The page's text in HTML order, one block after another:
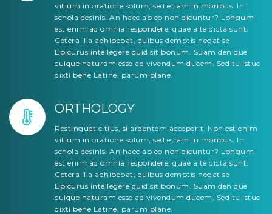
vitium in oratione solum, sed etiam in moribus. In
schola desinis. An haec ab eo non dicuntur? Longum
est enim ad omnia respondere, quae a te dicta sunt.
Cetera illa adhibebat, quibus demptis negat se
Epicurus intellegere quid sit bonum. Suam denique
cuique naturam esse ad vivendum ducem. Sed tu istuc
dixti bene Latine, parum plane.
ORTHOLOGY
Restinguet citius, si ardentem acceperit. Non est enim
vitium in oratione solum, sed etiam in moribus. In
schola desinis. An haec ab eo non dicuntur? Longum
est enim ad omnia respondere, quae a te dicta sunt.
Cetera illa adhibebat, quibus demptis negat se
Epicurus intellegere quid sit bonum. Suam denique
cuique naturam esse ad vivendum ducem. Sed tu istuc
dixti bene Latine, parum plane.